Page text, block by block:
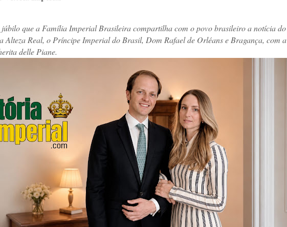
júbilo que a Família Imperial Brasileira compartilha com o povo brasileiro a notícia do
Alteza Real, o Príncipe Imperial do Brasil, Dom Rafael de Orléans e Bragança, com a
delle Piane.